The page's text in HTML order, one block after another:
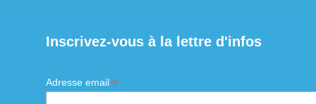
Inscrivez-vous à la lettre d'infos
Adresse email *